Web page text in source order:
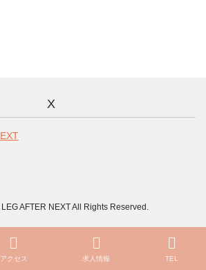
X
AFTER NEXT All Rights Reserved.
アクセス 求人情報 TEL